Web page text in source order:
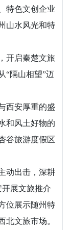
特色文创企业
山水风光和特
开启秦楚文旅
“隔山相望”迈
西安厚重的盛
和风土好物的
谷旅游度假区
动出击，深耕
展文旅推介
位展示随州特
北文旅市场。